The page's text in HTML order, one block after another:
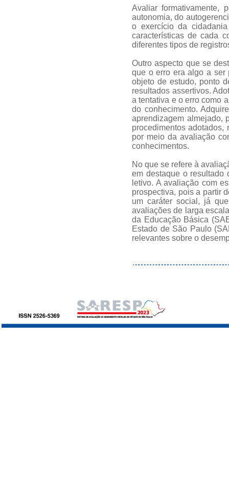
Avaliar formativamente,
autonomia, do
o exercício da
características de cada
diferentes tipos de
Outro aspecto que se
que o erro era algo a ser
objeto de estudo, ponto
resultados assertivos.
a tentativa e o erro como
do conhecimento.
aprendizagem almejado,
procedimentos
por meio da avaliação
conhecimentos.
No que se refere à
em destaque o resultado
letivo. A avaliação com
prospectiva, pois a partir
um caráter social, já
avaliações de larga
da Educação Básica
Estado de São Paulo
relevantes sobre o